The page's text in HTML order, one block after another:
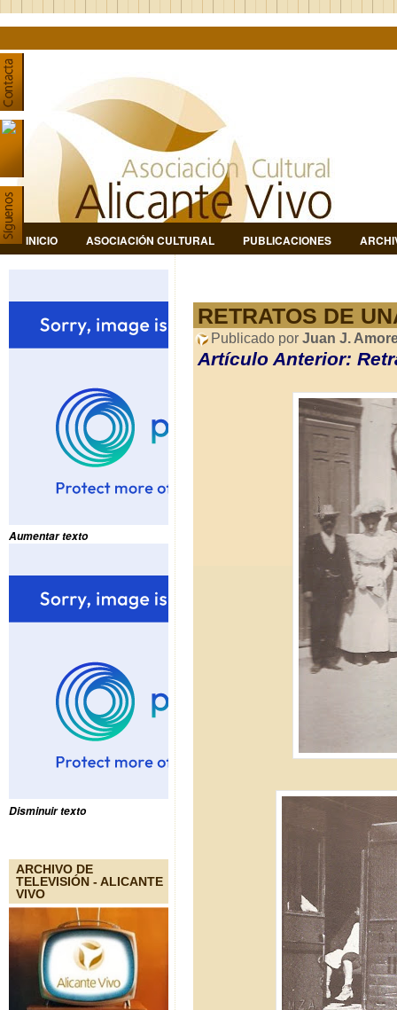
INICIO ASOCIACIÓN CULTURAL PUBLICACIONES
Aumentar texto
Disminuir texto
ARCHIVO DE
TELEVISIÓN - ALICANTE
VIVO
RETRATOS DE
Publicado por Juan J.
Artículo Anterior: